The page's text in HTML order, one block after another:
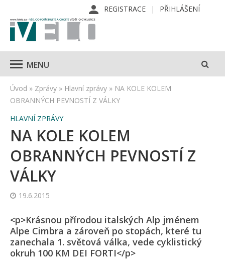
REGISTRACE PŘIHLÁŠENÍ
MENU
Úvod » Zprávy » Hlavní zprávy » NA KOLE KOLEM
OBRANNÝCH PEVNOSTÍ Z VÁLKY
HLAVNÍ ZPRÁVY
NA KOLE KOLEM
OBRANNÝCH PEVNOSTÍ Z
VÁLKY
19.6.2015
<p>Krásnou přírodou italských Alp jménem
Alpe Cimbra a zároveň po stopách, které tu
zanechala 1. světová válka, vede cyklistický
okruh 100 KM DEI FORTI</p>